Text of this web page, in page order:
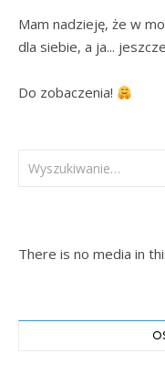
Mam nadzieję, że w
dla siebie, a ja...
Do zobaczenia!
There is no media in